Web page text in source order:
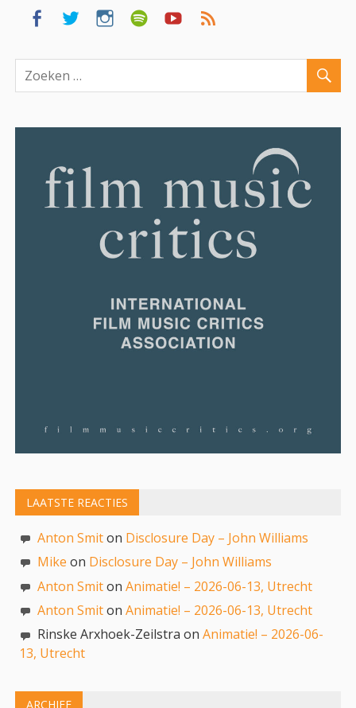
LAATSTE REACTIES
Anton Smiton Disclosure Day – John Williams
Mike on Disclosure Day – John Williams
Anton SmitonAnimatie! – 2026-06-13, Utrecht
Anton SmitonAnimatie! – 2026-06-13, Utrecht
Rinske Arxhoek-Zeilstra onAnimatie! – 2026-06-
13, Utrecht
ARCHIEF